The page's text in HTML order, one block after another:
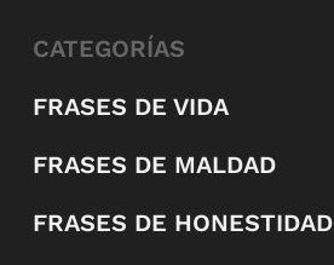
CATEGORÍAS
FRASES DE VIDA
FRASES DE MALDAD
FRASES DE HONESTIDAD